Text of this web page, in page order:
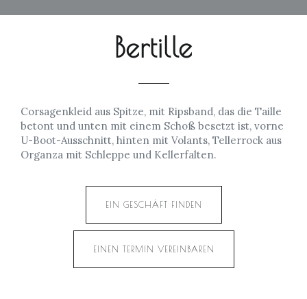
Bertille
Corsagenkleid aus Spitze, mit Ripsband, das die Taille
betont und unten mit einem Schoß besetzt ist, vorne
U-Boot-Ausschnitt, hinten mit Volants, Tellerrock aus
Organza mit Schleppe und Kellerfalten.
EIN GESCHÄFT FINDEN
EINEN TERMIN VEREINBAREN